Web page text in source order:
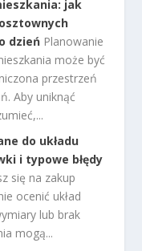
jak
dzień Planowanie
może być
przestrzeń
Aby uniknąć
do układu
i typowe błędy
się na zakup
ocenić układ
lub brak
mogą...